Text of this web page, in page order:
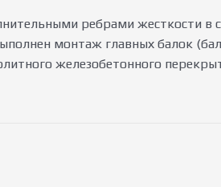
ребрами жесткости в
монтаж главных балок
железобетонного